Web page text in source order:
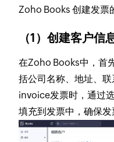
Zoho Books 创建发票
（1）创建客户信
在Zoho Books中，首
括公司名称、地址、
invoice发票时，通过
填充到发票中，确保发